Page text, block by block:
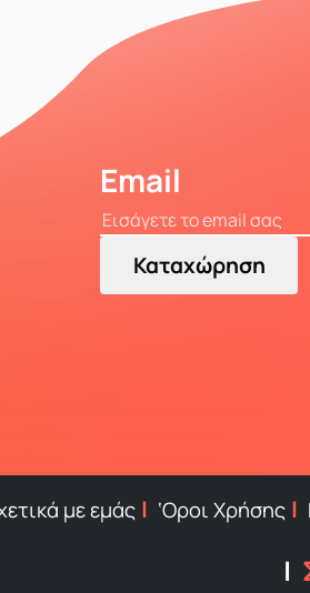
Email
Καταχώρηση
με εμάς ‘Οροι Χρήσης